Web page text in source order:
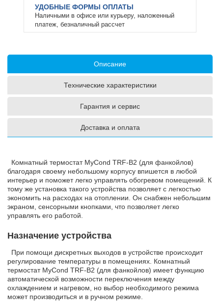
УДОБНЫЕ ФОРМЫ ОПЛАТЫ
Наличными в офисе или курьеру, наложенный
платеж, безналичный рассчет
Описание
Технические характеристики
Гарантия и сервис
Доставка и оплата
Комнатный термостат MyCond TRF-B2 (для фанкойлов)
благодаря своему небольшому корпусу впишется в любой
интерьер и поможет легко управлять обогревом помещений. К
тому же установка такого устройства позволяет с легкостью
экономить на расходах на отоплении. Он снабжен небольшим
экраном, сенсорными кнопками, что позволяет легко
управлять его работой.
Назначение устройства
При помощи дискретных выходов в устройстве происходит
регулирование температуры в помещениях. Комнатный
термостат MyCond TRF-B2 (для фанкойлов) имеет функцию
автоматической возможности переключения между
охлаждением и нагревом, но выбор необходимого режима
может производиться и в ручном режиме.